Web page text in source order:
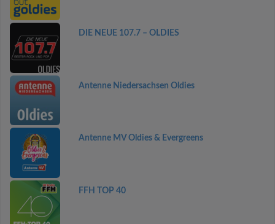
DIE NEUE 107.7 – OLDIES
Antenne Niedersachsen Oldies
Antenne MV Oldies & Evergreens
FFH TOP 40